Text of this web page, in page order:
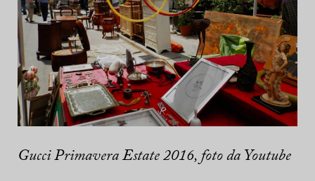
Gucci Primavera Estate 2016, foto da Youtube